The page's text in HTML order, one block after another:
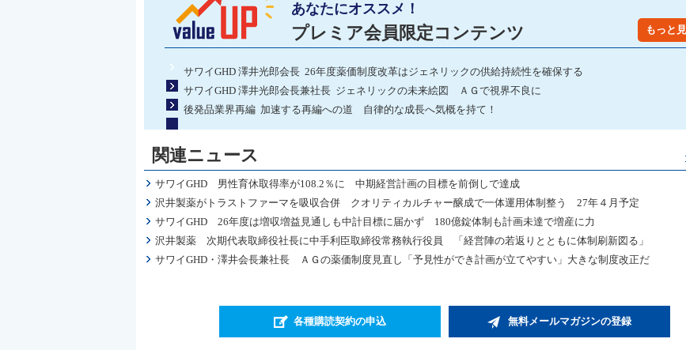
あなたにオススメ！
プレミア会員限定コンテンツ もっと
サワイGHD 澤井光郎会長 26年度薬価制度改革はジェネリックの供給持続性を確保する
サワイGHD 澤井光郎会長兼社長 ジェネリックの未来絵図 ＡＧで視界不良に
後発品業界再編 加速する再編への道 自律的な成長へ気概を持て！
関連ニュース
サワイGHD 男性育休取得率が108.2％に 中期経営計画の目標を前倒しで達成
沢井製薬がトラストファーマを吸収合併 クオリティカルチャー醸成で一体運用体制整う 27年４月予定
サワイGHD 26年度は増収増益見通しも中計目標に届かず 180億錠体制も計画未達で増産に力
沢井製薬 次期代表取締役社長に中手利臣取締役常務執行役員 「経営陣の若返りとともに体制刷新図る」
サワイGHD・澤井会長兼社長 ＡＧの薬価制度見直し「予見性ができ計画が立てやすい」大きな制度改正だ
各種購読契約の申込 無料メールマガジンの登録